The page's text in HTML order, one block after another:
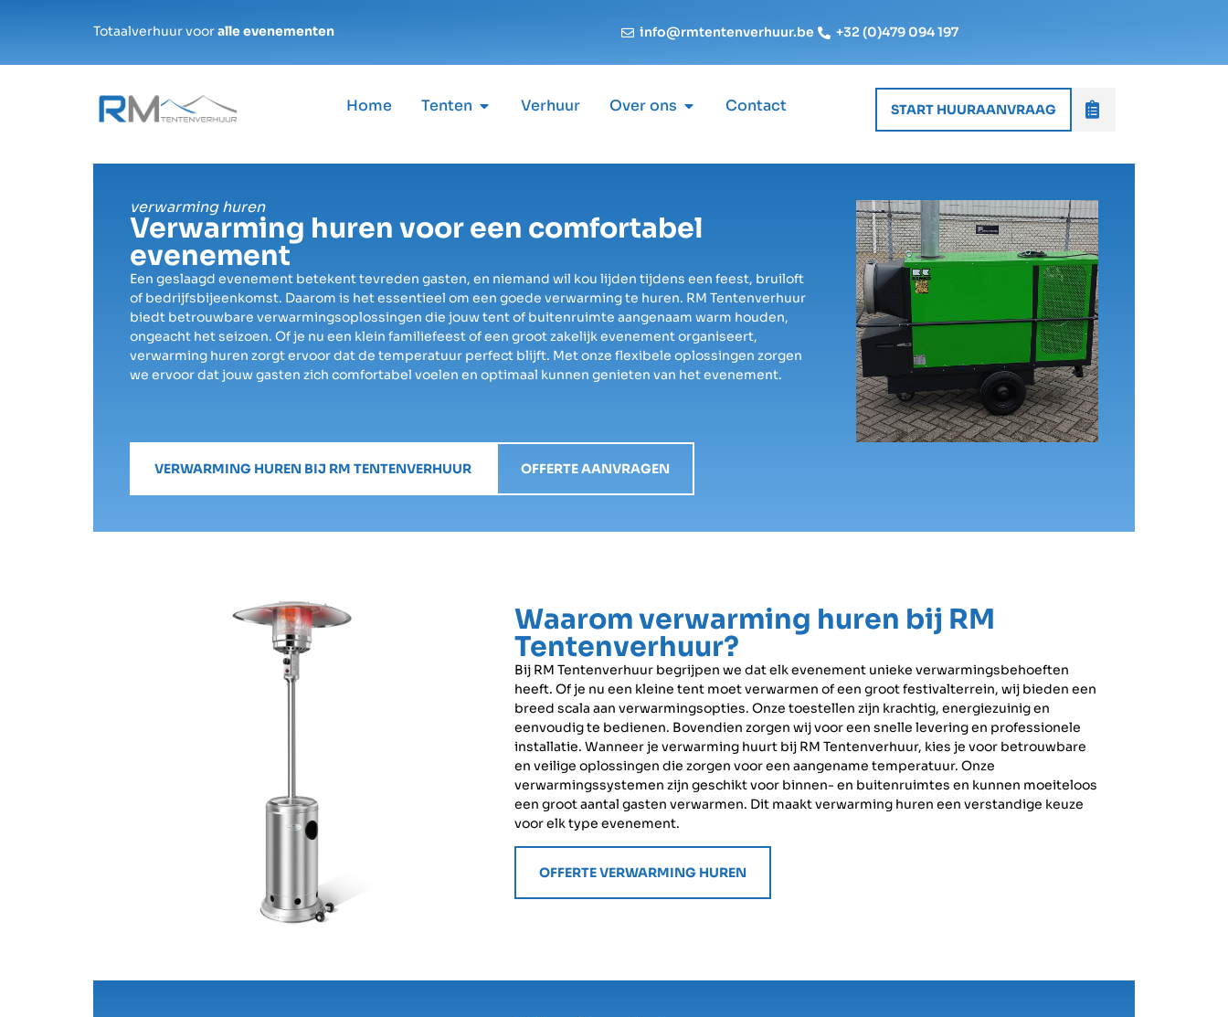
Totaalverhuur vooralle evenementen info@rmtentenverhuur.be +32 (0)479 094 197
Home Tenten Verhuur Over ons Contact START HUURAANVRAAG
verwarming huren
Verwarming huren voor een comfortabel
evenement
Een geslaagd evenement betekent tevreden gasten, en niemand wil kou lijden tijdens een feest, bruiloft
of bedrijfsbijeenkomst. Daarom is het essentieel om een goede verwarming te huren. RM Tentenverhuur
biedt betrouwbare verwarmingsoplossingen die jouw tent of buitenruimte aangenaam warm houden,
ongeacht het seizoen. Of je nu een klein familiefeest of een groot zakelijk evenement organiseert,
verwarming huren zorgt ervoor dat de temperatuur perfect blijft. Met onze flexibele oplossingen zorgen
we ervoor dat jouw gasten zich comfortabel voelen en optimaal kunnen genieten van het evenement.
VERWARMING HUREN BIJ RM TENTENVERHUUR OFFERTE AANVRAGEN
Waarom verwarming huren bij RM
Tentenverhuur?
Bij RM Tentenverhuur begrijpen we dat elk evenement unieke verwarmingsbehoeften
heeft. Of je nu een kleine tent moet verwarmen of een groot festivalterrein, wij bieden een
breed scala aan verwarmingsopties. Onze toestellen zijn krachtig, energiezuinig en
eenvoudig te bedienen. Bovendien zorgen wij voor een snelle levering en professionele
installatie. Wanneer je verwarming huurt bij RM Tentenverhuur, kies je voor betrouwbare
en veilige oplossingen die zorgen voor een aangename temperatuur. Onze
verwarmingssystemen zijn geschikt voor binnen- en buitenruimtes en kunnen moeiteloos
een groot aantal gasten verwarmen. Dit maakt verwarming huren een verstandige keuze
voor elk type evenement.
OFFERTE VERWARMING HUREN